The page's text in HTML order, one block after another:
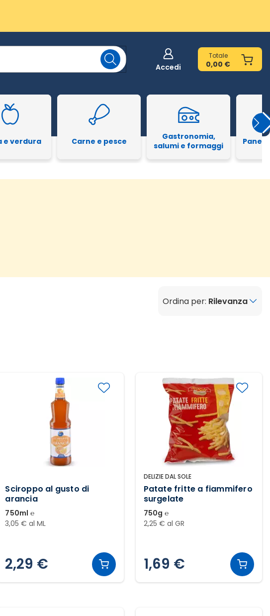
Accedi
Totale
0,00 €
e verdura Carne e pesce
Gastronomia,
salumi e formaggi
Pane
Ordina per: Rilevanza
Sciroppo al gusto di
arancia
750ml ℮
3,05 € al ML
2,29 €
DELIZIE DAL SOLE
Patate fritte a fiammifero
surgelate
750g ℮
2,25 € al GR
1,69 €